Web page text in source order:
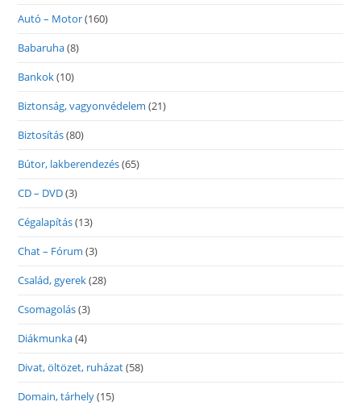
Autó – Motor(160)
Babaruha(8)
Bankok(10)
Biztonság, vagyonvédelem (21)
Biztosítás(80)
Bútor, lakberendezés(65)
CD – DVD(3)
Cégalapítás(13)
Chat – Fórum (3)
Család, gyerek(28)
Csomagolás(3)
Diákmunka(4)
Divat, öltözet, ruházat(58)
Domain, tárhely(15)